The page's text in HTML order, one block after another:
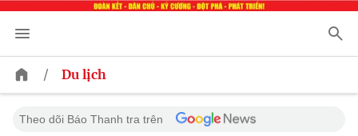
/ Du lịch
Theo dõi Báo Thanh tra trên